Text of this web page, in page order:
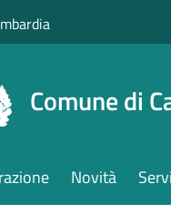
Comune di
Novità